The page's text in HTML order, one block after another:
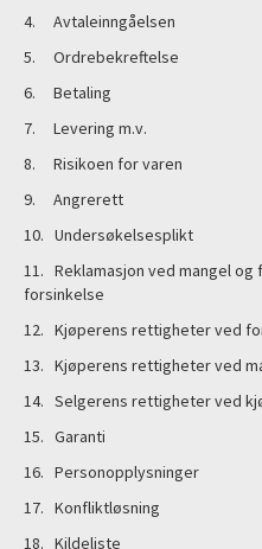
4. Avtaleinngåelsen
5. Ordrebekreftelse
6. Betaling
7. Levering m.v.
8. Risikoen for varen
9. Angrerett
10. Undersøkelsesplikt
11. Reklamasjon ved mangel
forsinkelse
12. Kjøperens rettigheter ved
13. Kjøperens rettigheter ved
14. Selgerens rettigheter ved
15. Garanti
16. Personopplysninger
17. Konfliktløsning
18. Kildeliste